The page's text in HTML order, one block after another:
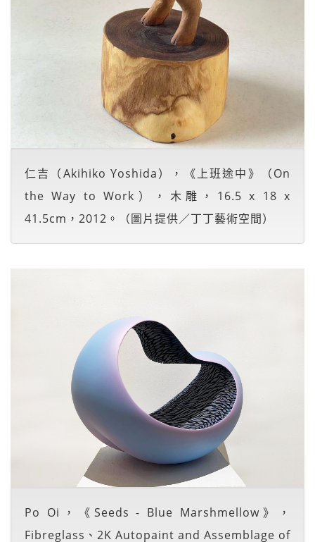
仁吉（Akihiko Yoshida），《上班途中》（On
the Way to Work），木雕，16.5 x 18 x
41.5cm，2012。（圖片提供／丁丁藝術空間）
Po Oi，《Seeds - Blue Marshmellow》，
Fibreglass、2K Autopaint and Assemblage of